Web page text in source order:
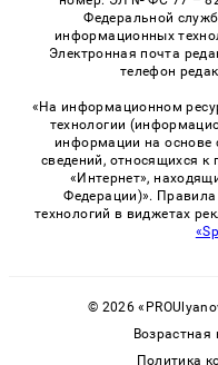
Федеральной
информационных
Электронная почта
телефон
«На информационном
технологии
информации на основе
сведений, относящихся к
«Интернет»,
Федерации)».
технологий в виджетах
© 2026
Возрастная
Политика